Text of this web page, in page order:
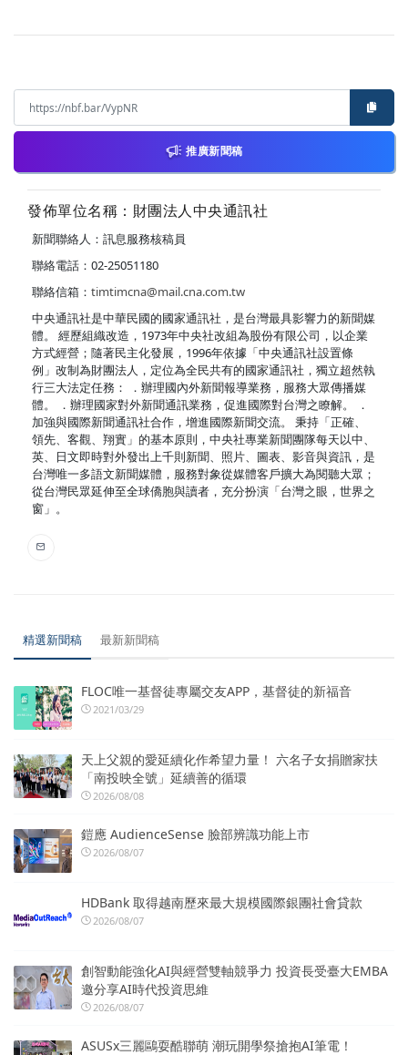
推廣新聞稿
發佈單位名稱：財團法人中央通訊社
新聞聯絡人：訊息服務核稿員
聯絡電話：02-25051180
聯絡信箱： timtimcna@mail.cna.com.tw
中央通訊社是中華民國的國家通訊社，是台灣最具影響力的新聞媒
體。 經歷組織改造，1973年中央社改組為股份有限公司，以企業
方式經營；隨著民主化發展，1996年依據「中央通訊社設置條
例」改制為財團法人，定位為全民共有的國家通訊社，獨立超然執
行三大法定任務： ．辦理國內外新聞報導業務，服務大眾傳播媒
體。 ．辦理國家對外新聞通訊業務，促進國際對台灣之瞭解。 ．
加強與國際新聞通訊社合作，增進國際新聞交流。 秉持「正確、
領先、客觀、翔實」的基本原則，中央社專業新聞團隊每天以中、
英、日文即時對外發出上千則新聞、照片、圖表、影音與資訊，是
台灣唯一多語文新聞媒體，服務對象從媒體客戶擴大為閱聽大眾；
從台灣民眾延伸至全球僑胞與讀者，充分扮演「台灣之眼，世界之
窗」。
精選新聞稿 最新新聞稿
FLOC唯一基督徒專屬交友APP，基督徒的新福音
2021/03/29
天上父親的愛延續化作希望力量！ 六名子女捐贈家扶
「南投映全號」延續善的循環
2026/08/08
鎧應 AudienceSense 臉部辨識功能上市
2026/08/07
HDBank 取得越南歷來最大規模國際銀團社會貸款
2026/08/07
創智動能強化AI與經營雙軸競爭力 投資長受臺大EMBA
邀分享AI時代投資思維
2026/08/07
ASUSx三麗鷗耍酷聯萌 潮玩開學祭搶抱AI筆電！